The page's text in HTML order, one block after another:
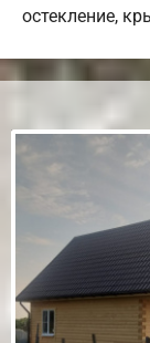
остекление,